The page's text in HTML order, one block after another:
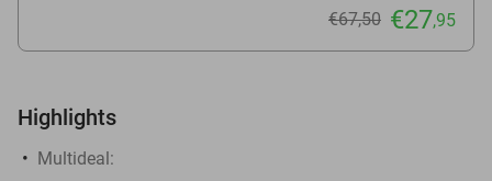
€67,50 €27,95
Highlights
Multideal: